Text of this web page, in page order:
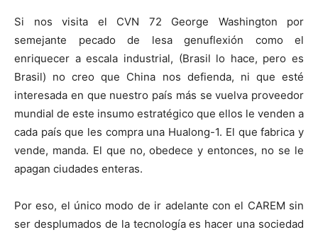
Si nos visita el CVN 72 George Washington por
semejante pecado de lesa genuflexión como el
enriquecer a escala industrial, (Brasil lo hace, pero es
Brasil) no creo que China nos defienda, ni que esté
interesada en que nuestro país más se vuelva proveedor
mundial de este insumo estratégico que ellos le venden a
cada país que les compra una Hualong-1. El que fabrica y
vende, manda. El que no, obedece y entonces, no se le
apagan ciudades enteras.
Por eso, el único modo de ir adelante con el CAREM sin
ser desplumados de la tecnología es hacer una sociedad